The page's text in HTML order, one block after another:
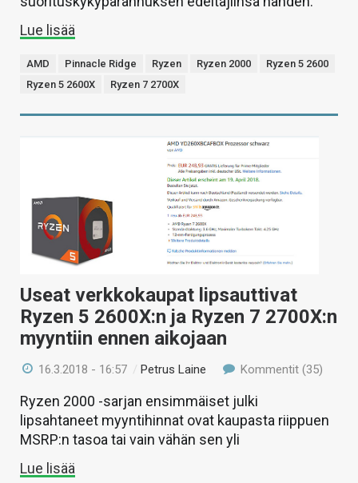
Lue lisää
AMD Pinnacle Ridge Ryzen Ryzen 2000
Ryzen 5 2600
Ryzen 5 2600X
Ryzen 7 2700X
Useat verkkokaupat lipsauttivat
Ryzen 5 2600X:n ja Ryzen 7 2700X:n
myyntiin ennen aikojaan
16.3.2018 - 16:57 /Petrus Laine Kommentit (35)
Ryzen 2000 -sarjan ensimmäiset julki
lipsahtaneet myyntihinnat ovat kaupasta riippuen
MSRP:n tasoa tai vain vähän sen yli
Lue lisää